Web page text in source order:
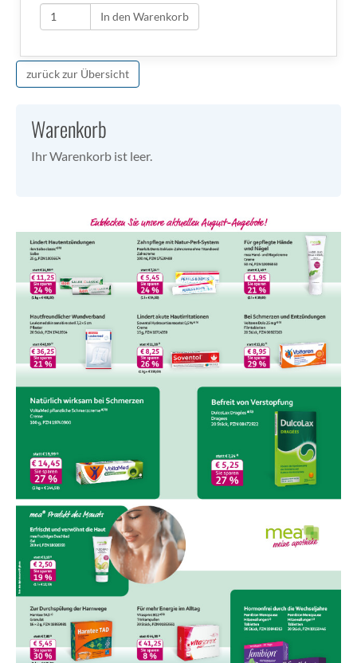
In den Warenkorb
zurück zur Übersicht
Warenkorb
Ihr Warenkorb ist leer.